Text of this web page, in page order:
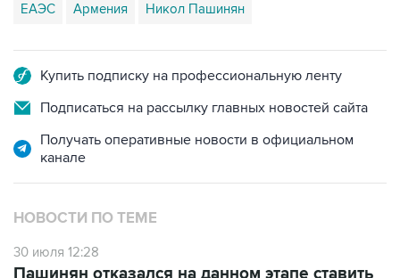
ЕАЭС Армения Никол Пашинян
Купить подписку на профессиональную ленту
Подписаться на рассылку главных новостей сайта
Получать оперативные новости в официальном
канале
НОВОСТИ ПО ТЕМЕ
30 июля 12:28